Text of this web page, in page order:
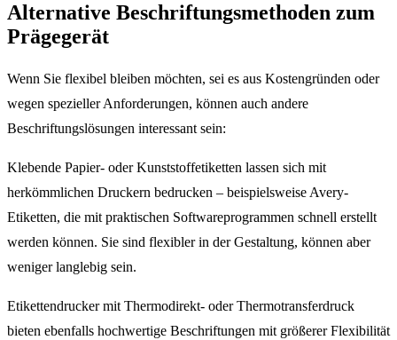
Alternative Beschriftungsmethoden zum
Prägegerät
Wenn Sie flexibel bleiben möchten, sei es aus Kostengründen oder
wegen spezieller Anforderungen, können auch andere
Beschriftungslösungen interessant sein:
Klebende Papier- oder Kunststoffetiketten lassen sich mit
herkömmlichen Druckern bedrucken – beispielsweise Avery-
Etiketten, die mit praktischen Softwareprogrammen schnell erstellt
werden können. Sie sind flexibler in der Gestaltung, können aber
weniger langlebig sein.
Etikettendrucker mit Thermodirekt- oder Thermotransferdruck
bieten ebenfalls hochwertige Beschriftungen mit größerer Flexibilität